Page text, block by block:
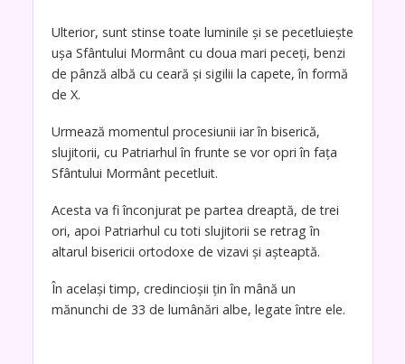
Ulterior, sunt stinse toate luminile și se pecetluiește
ușa Sfântului Mormânt cu doua mari peceți, benzi
de pânză albă cu ceară și sigilii la capete, în formă
de X.
Urmează momentul procesiunii iar în biserică,
slujitorii, cu Patriarhul în frunte se vor opri în fața
Sfântului Mormânt pecetluit.
Acesta va fi înconjurat pe partea dreaptă, de trei
ori, apoi Patriarhul cu toti slujitorii se retrag în
altarul bisericii ortodoxe de vizavi și așteaptă.
În același timp, credincioșii țin în mână un
mănunchi de 33 de lumânări albe, legate între ele.